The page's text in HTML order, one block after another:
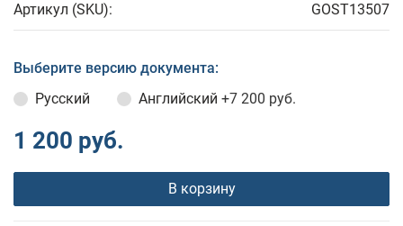
Артикул (SKU): GOST13507
Выберите версию документа:
Русский
Английский +7 200 руб.
1 200 руб.
В корзину